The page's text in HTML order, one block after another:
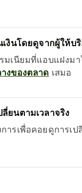
เงินโดยดูจากผู้ให้บ
มเนียมที่แอบแฝงม
งของตลาด เสมอ
ยนตามเวลาจริง
ารเพื่อคอยดูการเ